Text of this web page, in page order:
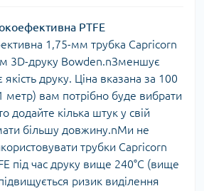
PTFE
1,75-мм трубка Capricorn
3D-друку Bowden.nЗменшує
друку. Ціна вказана за 100
вам потрібно буде вибрати
додайте кілька штук у свій
більшу довжину.nМи не
трубки Capricorn
під час друку вище 240°C (вище
ризик виділення